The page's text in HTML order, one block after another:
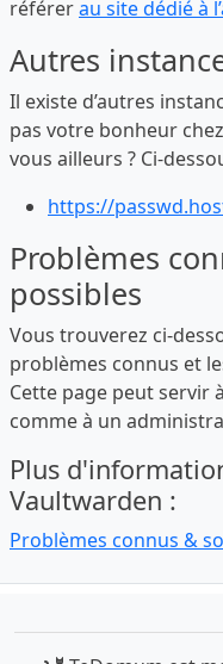
référerau site dédié à
Autres
Il existe d’autres
pas votre bonheur
vous ailleurs ? Ci-
https://
Problèmes
possibles
Vous trouverez ci-
problèmes connus et
Cette page peut servir
comme à un
Plus
Vaultwarden :
Problèmes connus &